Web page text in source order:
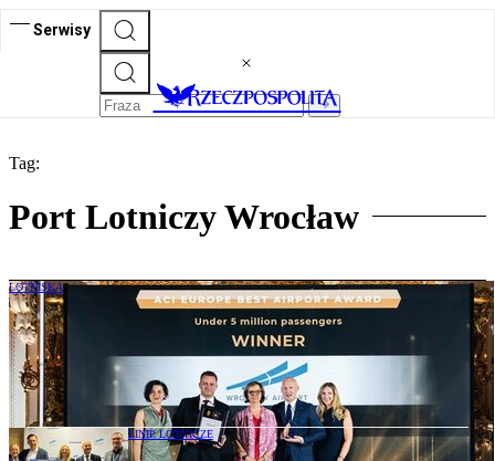
Serwisy
Tag:
Port Lotniczy Wrocław
LOTNISKA
Lotnisko we Wrocławiu najlepsze w
Europie. "Rekord" do 5 milionów
pasażerów
LINIE LOTNICZE